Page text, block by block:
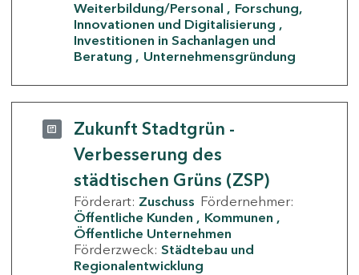
Weiterbildung/Personal
Forschung,
Innovationen und Digitalisierung
Investitionen in Sachanlagen und
Beratung
Unternehmensgründung
Zukunft Stadtgrün -
Verbesserung des
städtischen Grüns (ZSP)
Förderart: Zuschuss Fördernehmer:
Öffentliche Kunden
Kommunen
Öffentliche Unternehmen
Förderzweck: Städtebau und
Regionalentwicklung